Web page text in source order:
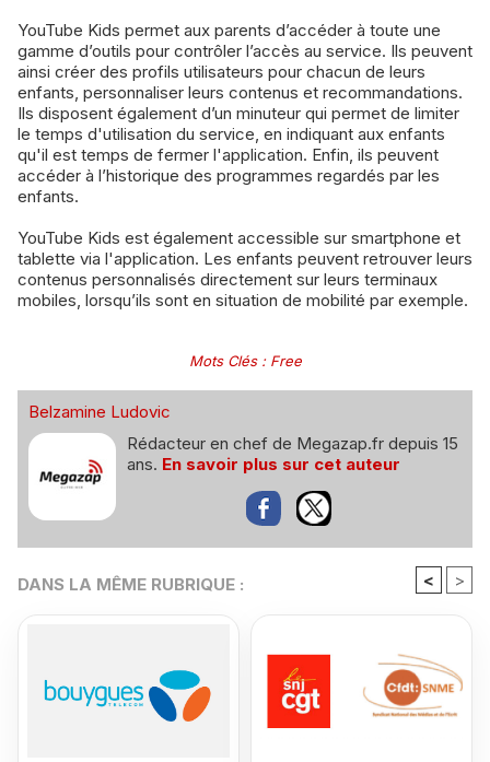
YouTube Kids permet aux parents d’accéder à toute une
gamme d’outils pour contrôler l’accès au service. Ils peuvent
ainsi créer des profils utilisateurs pour chacun de leurs
enfants, personnaliser leurs contenus et recommandations.
Ils disposent également d’un minuteur qui permet de limiter
le temps d'utilisation du service, en indiquant aux enfants
qu'il est temps de fermer l'application. Enfin, ils peuvent
accéder à l’historique des programmes regardés par les
enfants.
YouTube Kids est également accessible sur smartphone et
tablette via l'application. Les enfants peuvent retrouver leurs
contenus personnalisés directement sur leurs terminaux
mobiles, lorsqu’ils sont en situation de mobilité par exemple.
Mots Clés: Free
Belzamine Ludovic
Rédacteur en chef de Megazap.fr depuis 15
ans. En savoir plus sur cet auteur
DANS LA MÊME RUBRIQUE : < >